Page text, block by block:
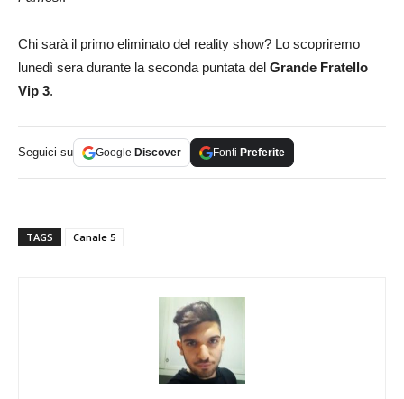
Chi sarà il primo eliminato del reality show? Lo scopriremo
lunedì sera durante la seconda puntata del Grande Fratello
Vip 3.
Seguici su Google Discover Fonti Preferite
TAGS Canale 5